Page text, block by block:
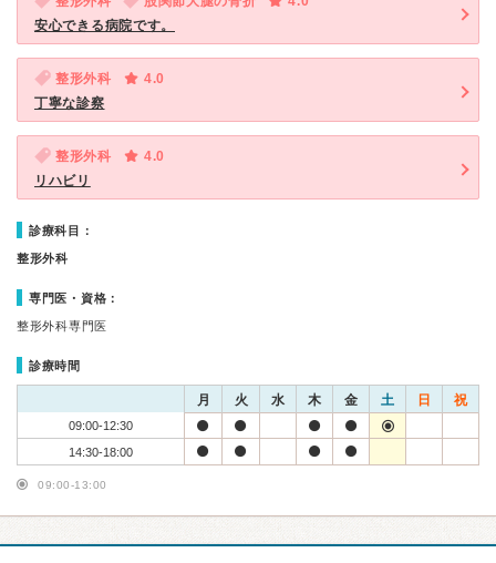
安心できる病院です。
整形外科
4.0
丁寧な診察
整形外科
4.0
リハビリ
診療科目：
整形外科
専門医・資格：
整形外科専門医
診療時間
月 火 水 木 金 土 日 祝
09:00-12:30
14:30-18:00
09:00-13:00